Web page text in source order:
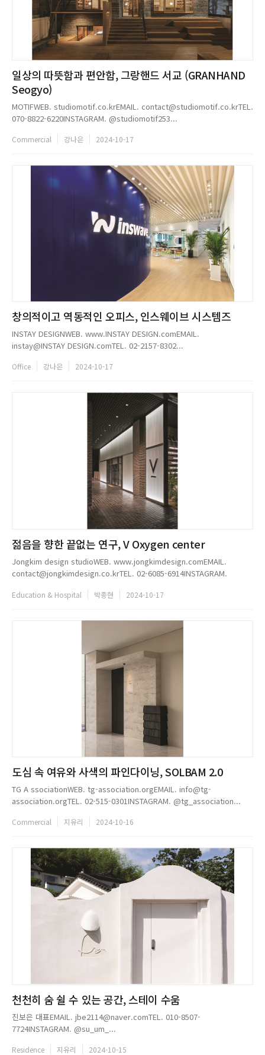
일상의 따뜻함과 편안함, 그랑핸드 서교 (GRANHAND
Seogyo)
MOTIFWEB. studiomotif.co.krEMAIL. contact@studiomotif.co.krTEL.
070-8822-6220INSTAGRAM. @studiomotif253...
Commercial 강나은 2024-10-17
창의적이고 역동적인 오피스, 인스웨이브 시스템즈
INSTAY DESIGNWEB. www.INSTAY DESIGN.comEMAIL.
instay@INSTAY DESIGN.comTEL. 02-2157-8302...
Office 강나은 2024-10-17
젊음을 향한 끝없는 연구, V Oxygen center
Jongkim design studioWEB. www.jongkimdesign.comEMAIL.
contact@jongkimdesign.co.krTEL. 02-6085-6914INSTAGRAM.
Education & Hospital 박종현 2024-10-17
도심 속 여유와 사색의 파인다이닝, SOLBAM 2.0
TG A ssociationWEB. tg-association.orgEMAIL. info@tg-
association.orgTEL. 02-515-0301INSTAGRAM. @tg_association...
Commercial 지유리 2024-10-16
천천히 숨 쉴 수 있는 공간, 스테이 수움
진보은 대표EMAIL. jbe2114@naver.comTEL. 010-8507-
7724INSTAGRAM. @su_um_...
Residence 지유리 2024-10-15